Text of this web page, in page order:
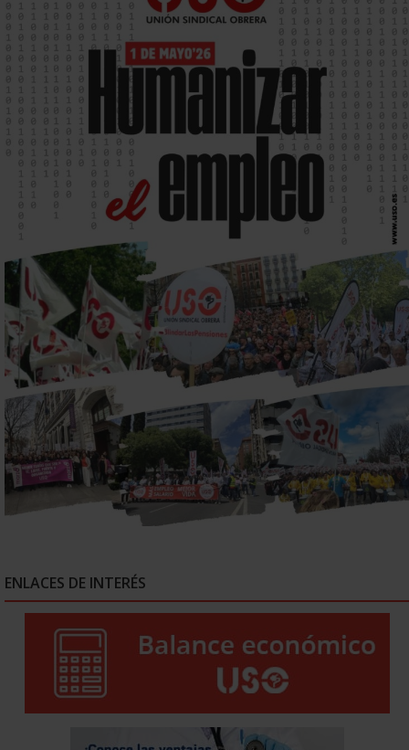
ENLACES DE INTERÉS